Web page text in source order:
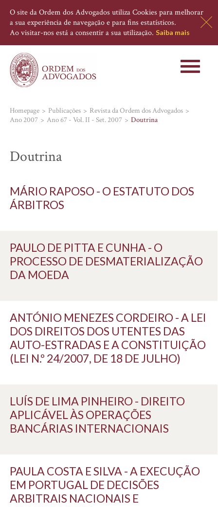
O site da Ordem dos Advogados utiliza Cookies para melhorar
a sua experiência de navegação e para fins estatísticos.
Ao visitar-nos está a consentir a sua utilização. Saiba mais
Toggle
Homepage Publicações
Revista da Ordem dos Advogados
Ano 2007
Ano 67 - Vol. II - Set. 2007 Doutrina
Doutrina
MÁRIO RAPOSO - O ESTATUTO DOS
ÁRBITROS
PAULO DE PITTA E CUNHA - O
PROCESSO DE DESMATERIALIZAÇÃO
DA MOEDA
ANTÓNIO MENEZES CORDEIRO - A LEI
DOS DIREITOS DOS UTENTES DAS
AUTO-ESTRADAS E A CONSTITUIÇÃO
(LEI N.º 24/2007, DE 18 DE JULHO)
LUÍS DE LIMA PINHEIRO - DIREITO
APLICÁVEL ÀS OPERAÇÕES
BANCÁRIAS INTERNACIONAIS
PAULA COSTA E SILVA - A EXECUÇÃO
EM PORTUGAL DE DECISÕES
ARBITRAIS NACIONAIS E